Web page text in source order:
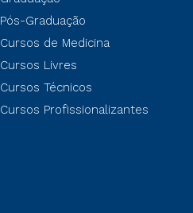
Pós-Graduação
Cursos de Medicina
Cursos Livres
Cursos Técnicos
Cursos Profissionalizantes